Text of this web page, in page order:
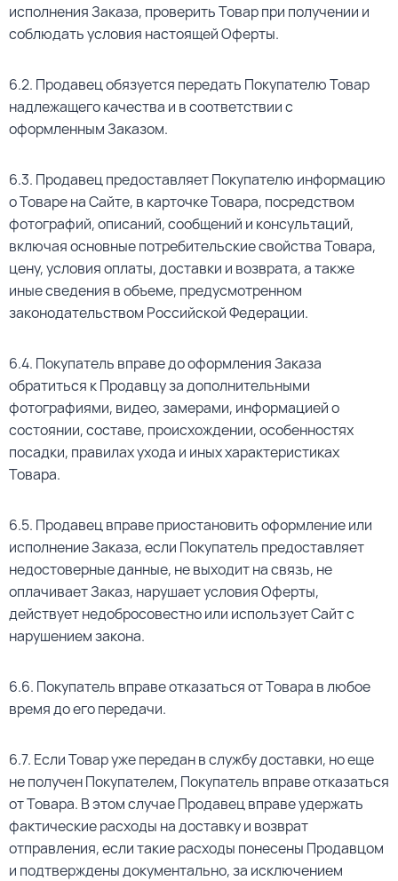
исполнения Заказа, проверить Товар при получении и
соблюдать условия настоящей Оферты.
6.2. Продавец обязуется передать Покупателю Товар
надлежащего качества и в соответствии с
оформленным Заказом.
6.3. Продавец предоставляет Покупателю информацию
о Товаре на Сайте, в карточке Товара, посредством
фотографий, описаний, сообщений и консультаций,
включая основные потребительские свойства Товара,
цену, условия оплаты, доставки и возврата, а также
иные сведения в объеме, предусмотренном
законодательством Российской Федерации.
6.4. Покупатель вправе до оформления Заказа
обратиться к Продавцу за дополнительными
фотографиями, видео, замерами, информацией о
состоянии, составе, происхождении, особенностях
посадки, правилах ухода и иных характеристиках
Товара.
6.5. Продавец вправе приостановить оформление или
исполнение Заказа, если Покупатель предоставляет
недостоверные данные, не выходит на связь, не
оплачивает Заказ, нарушает условия Оферты,
действует недобросовестно или использует Сайт с
нарушением закона.
6.6. Покупатель вправе отказаться от Товара в любое
время до его передачи.
6.7. Если Товар уже передан в службу доставки, но еще
не получен Покупателем, Покупатель вправе отказаться
от Товара. В этом случае Продавец вправе удержать
фактические расходы на доставку и возврат
отправления, если такие расходы понесены Продавцом
и подтверждены документально, за исключением